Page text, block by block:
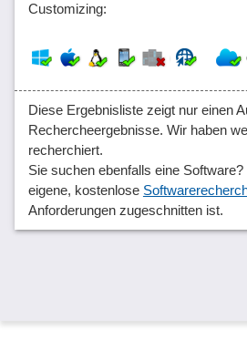
Diese Ergebnisliste zeigt nur einen
Rechercheergebnisse. Wir haben
recherchiert.
Sie suchen ebenfalls eine
eigene, kostenlose
Anforderungen zugeschnitten ist.